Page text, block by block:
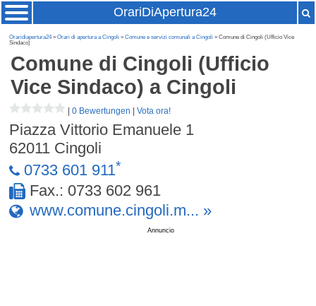
OrariDiApertura24
Oraridiapertura24»Orari di apertura a Cingoli »Comune e servizi comunali a Cingoli » Comune di Cingoli (Ufficio Vice
Sindaco)
Comune di Cingoli (Ufficio
Vice Sindaco) a Cingoli
|0 Bewertungen |Vota ora!
Piazza Vittorio Emanuele 1
62011 Cingoli
0733 601 911*
Fax.: 0733 602 961
www.comune.cingoli.m... »
Annuncio